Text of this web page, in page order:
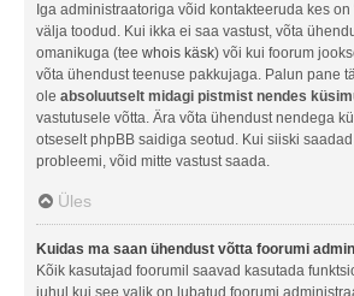
Iga administraatoriga võid kontakteeruda kes on
välja toodud. Kui ikka ei saa vastust, võta
omanikuga (tee whois käsk) või kui foorum
võta ühendust teenuse pakkujaga. Palun pane
ole absoluutselt midagi pistmist nendes
vastutusele võtta. Ära võta ühendust nendega
otseselt phpBB saidiga seotud. Kui siiski
probleemi, võid mitte vastust saada.
Üles
Kuidas ma saan ühendust võtta foorumi
Kõik kasutajad foorumil saavad kasutada
juhul kui see valik on lubatud foorumi